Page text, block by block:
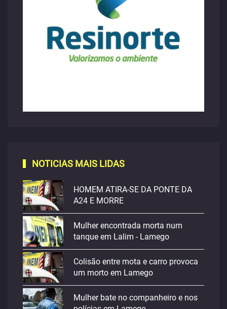
NOTICIAS MAIS LIDAS
HOMEM ATIRA-SE DA PONTE DA
A24 E MORRE
Mulher encontrada morta num
tanque em Lalim - Lamego
Colisão entre mota e carro provoca
um morto em Lamego
Mulher bate no companheiro e nos